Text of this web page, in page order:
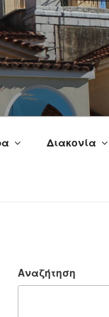
Διακονία
Αναζήτηση